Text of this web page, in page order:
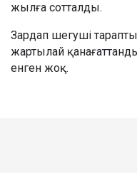
жылға сотталды.
Зардап шегуші
жартылай
енген жоқ.